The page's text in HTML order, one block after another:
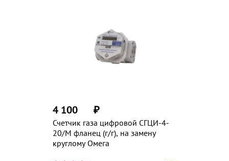
Счетчик газа цифровой СГЦИ-4-
20/М фланец (г/г), на замену
круглому Омега
4 100 ₽